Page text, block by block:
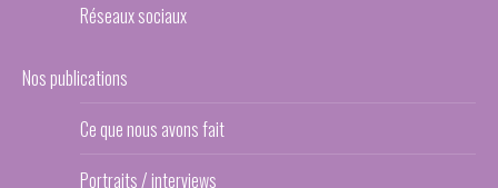
Réseaux sociaux
Nos publications
Ce que nous avons fait
Portraits / interviews